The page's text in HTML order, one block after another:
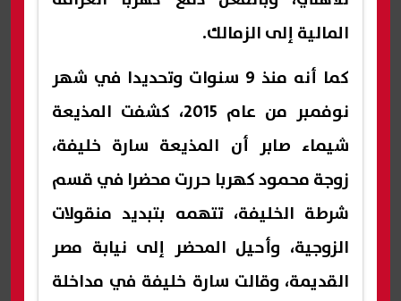
المالية إلى الزمالك.
كما أنه منذ 9 سنوات وتحديدا في شهر
نوفمبر من عام 2015، كشفت المذيعة
شيماء صابر أن المذيعة سارة خليفة،
زوجة محمود كهربا حررت محضرا في قسم
شرطة الخليفة، تتهمه بتبديد منقولات
الزوجية، وأحيل المحضر إلى نيابة مصر
القديمة، وقالت سارة خليفة في مداخلة